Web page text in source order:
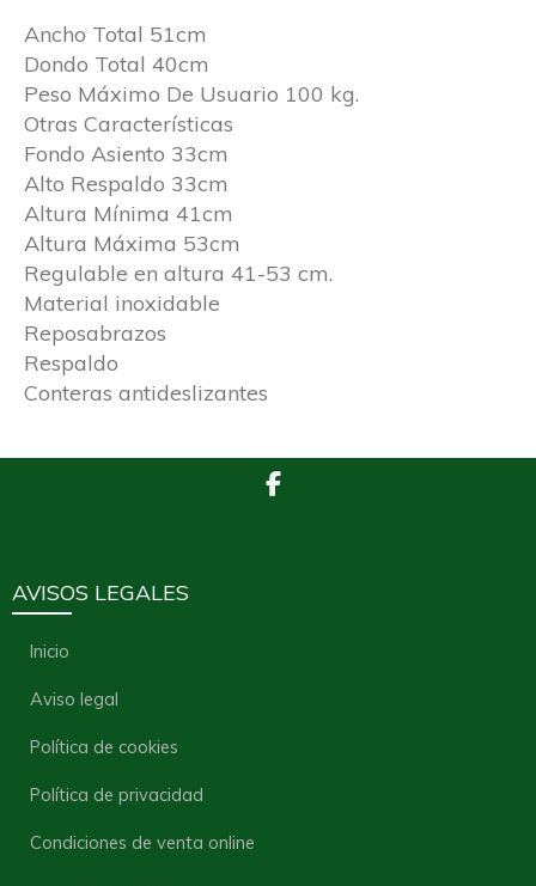
Ancho Total 51cm
Dondo Total 40cm
Peso Máximo De Usuario 100 kg.
Otras Características
Fondo Asiento 33cm
Alto Respaldo 33cm
Altura Mínima 41cm
Altura Máxima 53cm
Regulable en altura 41-53 cm.
Material inoxidable
Reposabrazos
Respaldo
Conteras antideslizantes
AVISOS LEGALES
Inicio
Aviso legal
Política de cookies
Política de privacidad
Condiciones de venta online